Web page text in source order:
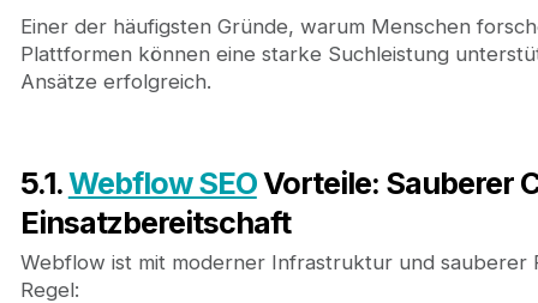
Einer der häufigsten Gründe, warum Menschen
Plattformen können eine starke Suchleistung
Ansätze erfolgreich.
5.1.Webflow SEOVorteile: Sauberer
Einsatzbereitschaft
Webflow ist mit moderner Infrastruktur und sauberer
Regel: